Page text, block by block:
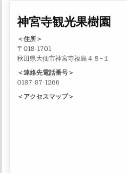
神宮寺観光果樹園
＜住所＞
〒019-1701
秋田県大仙市神宮寺福島４８−１
＜連絡先電話番号＞
0187-87-1266
＜アクセスマップ＞